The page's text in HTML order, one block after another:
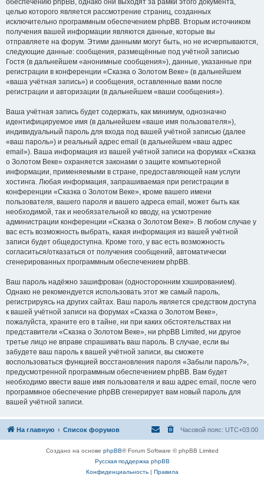
обеспечению phpBB, однако они выходят за рамки этого документа,
целью которого является рассмотрение страниц, созданных
исключительно программным обеспечением phpBB. Вторым источником
получения вашей информации являются данные, которые вы
отправляете на форум. Этими данными могут быть, но не исчерпываются,
следующие данные: сообщения, размещённые под учётной записью
Гостя (в дальнейшем «анонимные сообщения»), данные, указанные при
регистрации в конференции «Сказка о Золотом Веке» (в дальнейшем
«ваша учётная запись») и сообщения, оставленные вами после
регистрации и авторизации (в дальнейшем «ваши сообщения»).
Ваша учётная запись будет содержать, как минимум, однозначно
идентифицируемое имя (в дальнейшем «ваше имя пользователя»),
индивидуальный пароль для входа под вашей учётной записью (далее
«ваш пароль») и реальный адрес email (в дальнейшем «ваш адрес
email»). Ваша информация из вашей учётной записи на форумах «Сказка
о Золотом Веке» охраняется законами о защите компьютерной
информации, применяемыми в стране, предоставляющей нам услуги
хостинга. Любая информация, запрашиваемая при регистрации в
конференции «Сказка о Золотом Веке», кроме вашего имени
пользователя, вашего пароля и вашего адреса email, может быть как
необходимой, так и необязательной ко вводу, на усмотрение
администрации конференции «Сказка о Золотом Веке». В любом случае у
вас есть возможность выбрать, какая информация из вашей учётной
записи будет общедоступна. Кроме того, у вас есть возможность
согласиться/отказаться от получения сообщений, автоматически
сгенерированных программным обеспечением phpBB.
Ваш пароль надёжно зашифрован (односторонним хэшированием).
Однако не рекомендуется использовать этот же самый пароль,
регистрируясь на других сайтах. Ваш пароль является средством доступа
к вашей учётной записи на форумах «Сказка о Золотом Веке»,
пожалуйста, храните его в тайне, ни при каких обстоятельствах ни
представители «Сказка о Золотом Веке», ни phpBB Limited, ни другое
третье лицо не вправе спрашивать ваш пароль. В случае, если вы
забудете ваш пароль к вашей учётной записи, вы сможете
воспользоваться функцией восстановления пароля «Забыли пароль?»,
предусмотренной программным обеспечением phpBB. Вам будет
необходимо ввести ваше имя пользователя и ваш адрес email, после чего
программное обеспечение phpBB сгенерирует вам новый пароль для
вашей учётной записи.
На главную Список форумов Часовой пояс: UTC+03:00
Создано на основе phpBB® Forum Software © phpBB Limited
Русская поддержка phpBB
Конфиденциальность| Правила